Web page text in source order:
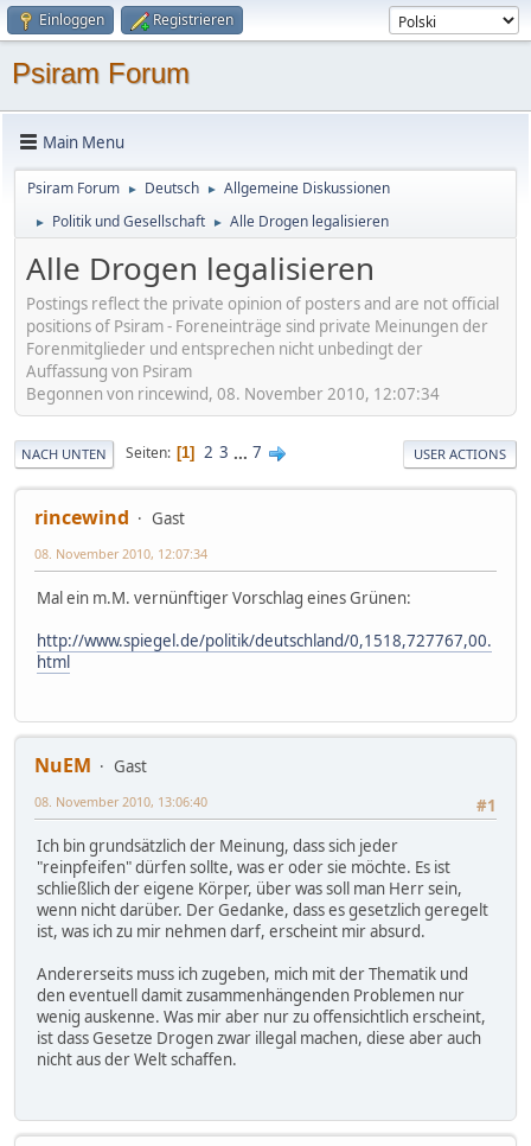
Einloggen Registrieren
Psiram Forum
Main Menu
Psiram Forum ► Deutsch ► Allgemeine Diskussionen
► Politik und Gesellschaft ► Alle Drogen legalisieren
Alle Drogen legalisieren
Postings reflect the private opinion of posters and are not official
positions of Psiram - Foreneinträge sind private Meinungen der
Forenmitglieder und entsprechen nicht unbedingt der
Auffassung von Psiram
Begonnen von rincewind, 08. November 2010, 12:07:34
NACH UNTEN Seiten 1 2 3 ... 7 USER ACTIONS
rincewind Gast
08. November 2010, 12:07:34
Mal ein m.M. vernünftiger Vorschlag eines Grünen:
http://www.spiegel.de/politik/deutschland/0,1518,727767,00.
html
NuEM
Gast
#1
08. November 2010, 13:06:40
Ich bin grundsätzlich der Meinung, dass sich jeder
"reinpfeifen" dürfen sollte, was er oder sie möchte. Es ist
schließlich der eigene Körper, über was soll man Herr sein,
wenn nicht darüber. Der Gedanke, dass es gesetzlich geregelt
ist, was ich zu mir nehmen darf, erscheint mir absurd.
Andererseits muss ich zugeben, mich mit der Thematik und
den eventuell damit zusammenhängenden Problemen nur
wenig auskenne. Was mir aber nur zu offensichtlich erscheint,
ist dass Gesetze Drogen zwar illegal machen, diese aber auch
nicht aus der Welt schaffen.